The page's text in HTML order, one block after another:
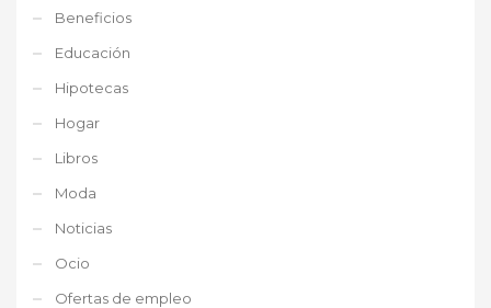
Beneficios
Educación
Hipotecas
Hogar
Libros
Moda
Noticias
Ocio
Ofertas de empleo